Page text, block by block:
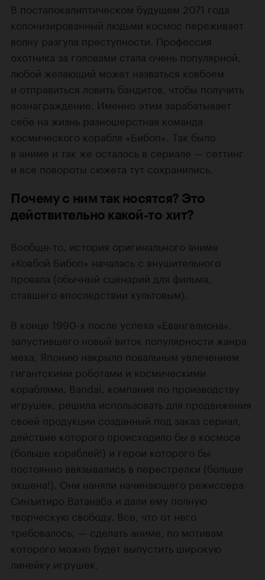
В постапокалиптическом будущем 2071 года
колонизированный людьми космос переживает
волну разгула преступности. Профессия
охотника за головами стала очень популярной,
любой желающий может назваться ковбоем
и отправиться ловить бандитов, чтобы получить
вознаграждение. Именно этим зарабатывает
себе на жизнь разношерстная команда
космического корабля «Бибоп». Так было
в аниме и так же осталось в сериале — сеттинг
и все повороты сюжета тут сохранились.
Почему с ним так носятся? Это
действительно какой-то хит?
Вообще-то, история оригинального аниме
«Ковбой Бибоп» началась с внушительного
провала (обычный сценарий для фильма,
ставшего впоследствии культовым).
В конце 1990-х после успеха «Евангелиона»
запустившего новый виток популярности жанра
меха, Японию накрыло повальным увлечением
гигантскими роботами и космическими
кораблями. Bandai, компания по производству
игрушек, решила использовать для продвижения
своей продукции созданный под заказ сериал,
действие которого происходило бы в космосе
(больше кораблей!) и герои которого бы
постоянно ввязывались в перестрелки (больше
экшена!). Они наняли начинающего режиссера
Синъитиро Ватанабэ и дали ему полную
творческую свободу. Все, что от него
требовалось, — сделать аниме, по мотивам
которого можно будет выпустить широкую
линейку игрушек.